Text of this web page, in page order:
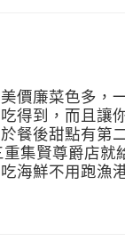
價廉菜色多，
得到，而且讓
餐後甜點有第
集賢尊爵店就
海鮮不用跑漁